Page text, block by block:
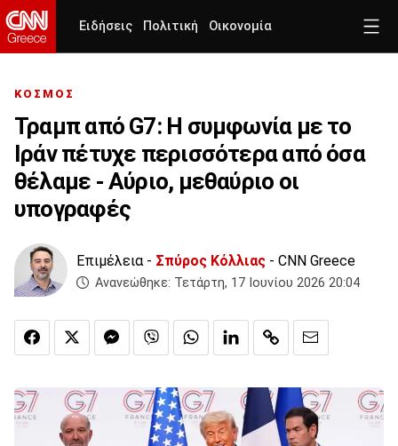
Ειδήσεις Πολιτική Οικονομία
ΚΟΣΜΟΣ
Τραμπ από G7: Η συμφωνία με το
Ιράν πέτυχε περισσότερα από όσα
θέλαμε - Αύριο, μεθαύριο οι
υπογραφές
Επιμέλεια - Σπύρος Κόλλιας - CNN Greece
Ανανεώθηκε: Τετάρτη, 17 Ιουνίου 2026 20:04